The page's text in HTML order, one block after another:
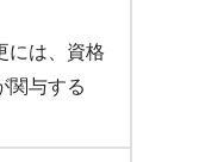
には、資格
関与する